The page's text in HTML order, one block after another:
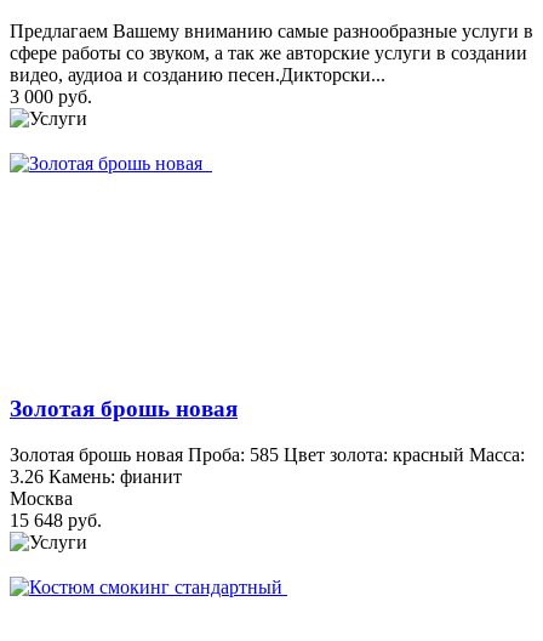
Предлагаем Вашему вниманию самые разнообразные услуги в
сфере работы со звуком, а так же авторские услуги в создании
видео, аудиоа и созданию песен.Дикторски...
3 000 руб.
Золотая брошь новая
Золотая брошь новая Проба: 585 Цвет золота: красный Масса:
3.26 Камень: фианит
Москва
15 648 руб.